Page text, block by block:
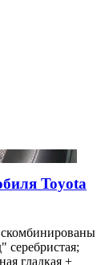
Toyota
серебристая;
гладкая +